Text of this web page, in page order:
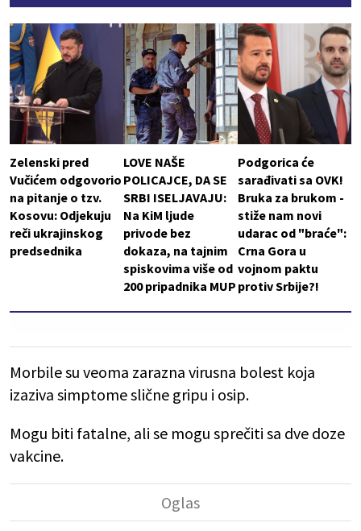
Zelenski pred
Vučićem odgovorio
na pitanje o tzv.
Kosovu: Odjekuju
reči ukrajinskog
predsednika
LOVE NAŠE
POLICAJCE, DA SE
SRBI ISELJAVAJU:
Na KiM ljude
privode bez
dokaza, na tajnim
spiskovima više od
200 pripadnika MUP
Podgorica će
sarađivati sa OVK!
Bruka za brukom -
stiže nam novi
udarac od "braće":
Crna Gora u
vojnom paktu
protiv Srbije?!
Morbile su veoma zarazna virusna bolest koja
izaziva simptome slične gripu i osip.
Mogu biti fatalne, ali se mogu sprečiti sa dve doze
vakcine.